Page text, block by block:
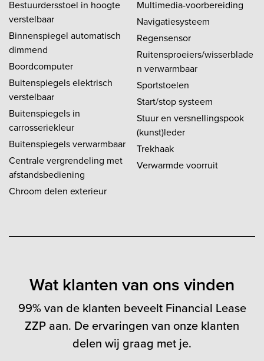
Bestuurdersstoel in hoogte
verstelbaar
Binnenspiegel automatisch
dimmend
Boordcomputer
Buitenspiegels elektrisch
verstelbaar
Buitenspiegels in
carrosseriekleur
Buitenspiegels verwarmbaar
Centrale vergrendeling met
afstandsbediening
Chroom delen exterieur
Multimedia-voorbereiding
Navigatiesysteem
Regensensor
Ruitensproeiers/wisserblade
n verwarmbaar
Sportstoelen
Start/stop systeem
Stuur en versnellingspook
(kunst)leder
Trekhaak
Verwarmde voorruit
Wat klanten van ons vinden
99% van de klanten beveelt Financial Lease
ZZP aan. De ervaringen van onze klanten
delen wij graag met je.